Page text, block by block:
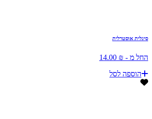
סיגלית אוסטרלית
החל מ - ₪ 14.00
הוספה לסל